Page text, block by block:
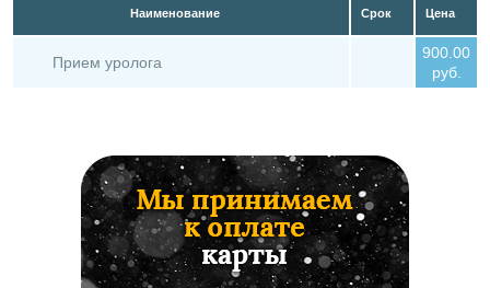
Наименование Срок Цена
Прием уролога
900.00
руб.